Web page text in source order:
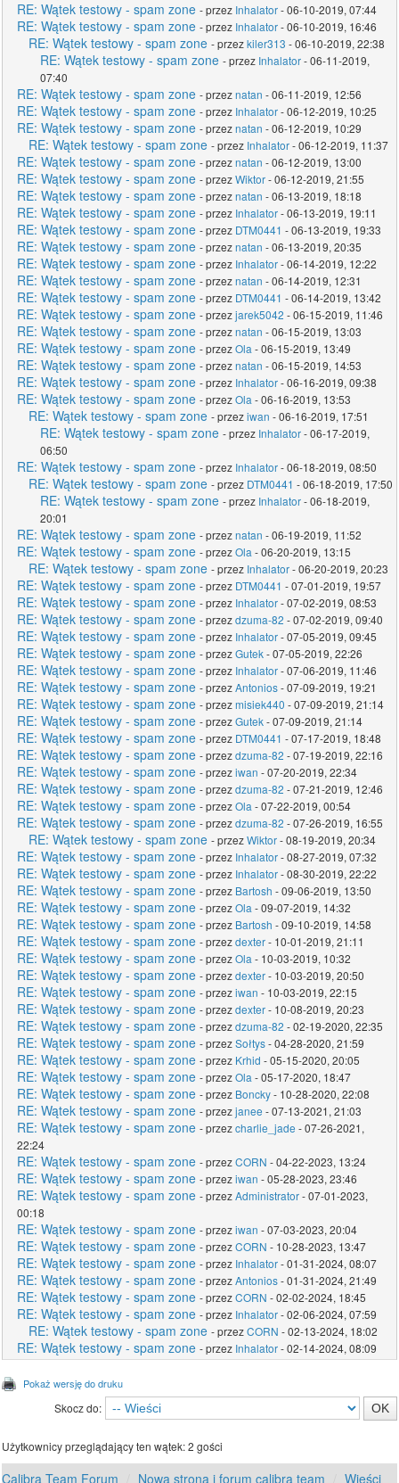
RE: Wątek testowy - spam zone - przez Inhalator- 06-10-2019, 07:44
RE: Wątek testowy - spam zone - przez Inhalator- 06-10-2019, 16:46
RE: Wątek testowy - spam zone - przezkiler313 - 06-10-2019, 22:38
RE: Wątek testowy - spam zone - przez Inhalator- 06-11-2019,
07:40
RE: Wątek testowy - spam zone - przeznatan - 06-11-2019, 12:56
RE: Wątek testowy - spam zone - przez Inhalator- 06-12-2019, 10:25
RE: Wątek testowy - spam zone - przeznatan - 06-12-2019, 10:29
RE: Wątek testowy - spam zone - przez Inhalator- 06-12-2019, 11:37
RE: Wątek testowy - spam zone - przeznatan - 06-12-2019, 13:00
RE: Wątek testowy - spam zone - przezWiktor- 06-12-2019, 21:55
RE: Wątek testowy - spam zone - przeznatan - 06-13-2019, 18:18
RE: Wątek testowy - spam zone - przez Inhalator- 06-13-2019, 19:11
RE: Wątek testowy - spam zone - przez DTM0441 - 06-13-2019, 19:33
RE: Wątek testowy - spam zone - przeznatan - 06-13-2019, 20:35
RE: Wątek testowy - spam zone - przez Inhalator- 06-14-2019, 12:22
RE: Wątek testowy - spam zone - przeznatan - 06-14-2019, 12:31
RE: Wątek testowy - spam zone - przez DTM0441 - 06-14-2019, 13:42
RE: Wątek testowy - spam zone - przezjarek5042 - 06-15-2019, 11:46
RE: Wątek testowy - spam zone - przeznatan - 06-15-2019, 13:03
RE: Wątek testowy - spam zone - przezOla - 06-15-2019, 13:49
RE: Wątek testowy - spam zone - przeznatan - 06-15-2019, 14:53
RE: Wątek testowy - spam zone - przez Inhalator- 06-16-2019, 09:38
RE: Wątek testowy - spam zone - przezOla - 06-16-2019, 13:53
RE: Wątek testowy - spam zone - przeziwan - 06-16-2019, 17:51
RE: Wątek testowy - spam zone - przez Inhalator- 06-17-2019,
06:50
RE: Wątek testowy - spam zone - przez Inhalator- 06-18-2019, 08:50
RE: Wątek testowy - spam zone - przez DTM0441 - 06-18-2019, 17:50
RE: Wątek testowy - spam zone - przez Inhalator- 06-18-2019,
20:01
RE: Wątek testowy - spam zone - przeznatan - 06-19-2019, 11:52
RE: Wątek testowy - spam zone - przezOla - 06-20-2019, 13:15
RE: Wątek testowy - spam zone - przez Inhalator- 06-20-2019, 20:23
RE: Wątek testowy - spam zone - przez DTM0441 - 07-01-2019, 19:57
RE: Wątek testowy - spam zone - przez Inhalator- 07-02-2019, 08:53
RE: Wątek testowy - spam zone - przezdzuma-82 - 07-02-2019, 09:40
RE: Wątek testowy - spam zone - przez Inhalator- 07-05-2019, 09:45
RE: Wątek testowy - spam zone - przezGutek- 07-05-2019, 22:26
RE: Wątek testowy - spam zone - przez Inhalator- 07-06-2019, 11:46
RE: Wątek testowy - spam zone - przezAntonios- 07-09-2019, 19:21
RE: Wątek testowy - spam zone - przezmisiek440 - 07-09-2019, 21:14
RE: Wątek testowy - spam zone - przezGutek- 07-09-2019, 21:14
RE: Wątek testowy - spam zone - przez DTM0441 - 07-17-2019, 18:48
RE: Wątek testowy - spam zone - przezdzuma-82 - 07-19-2019, 22:16
RE: Wątek testowy - spam zone - przeziwan - 07-20-2019, 22:34
RE: Wątek testowy - spam zone - przezdzuma-82 - 07-21-2019, 12:46
RE: Wątek testowy - spam zone - przezOla - 07-22-2019, 00:54
RE: Wątek testowy - spam zone - przezdzuma-82 - 07-26-2019, 16:55
RE: Wątek testowy - spam zone - przezWiktor- 08-19-2019, 20:34
RE: Wątek testowy - spam zone - przez Inhalator- 08-27-2019, 07:32
RE: Wątek testowy - spam zone - przez Inhalator- 08-30-2019, 22:22
RE: Wątek testowy - spam zone - przez Bartosh - 09-06-2019, 13:50
RE: Wątek testowy - spam zone - przezOla - 09-07-2019, 14:32
RE: Wątek testowy - spam zone - przez Bartosh - 09-10-2019, 14:58
RE: Wątek testowy - spam zone - przezdexter- 10-01-2019, 21:11
RE: Wątek testowy - spam zone - przezOla - 10-03-2019, 10:32
RE: Wątek testowy - spam zone - przezdexter- 10-03-2019, 20:50
RE: Wątek testowy - spam zone - przeziwan - 10-03-2019, 22:15
RE: Wątek testowy - spam zone - przezdexter- 10-08-2019, 20:23
RE: Wątek testowy - spam zone - przezdzuma-82 - 02-19-2020, 22:35
RE: Wątek testowy - spam zone - przezSołtys- 04-28-2020, 21:59
RE: Wątek testowy - spam zone - przez Krhid - 05-15-2020, 20:05
RE: Wątek testowy - spam zone - przezOla - 05-17-2020, 18:47
RE: Wątek testowy - spam zone - przez Boncky- 10-28-2020, 22:08
RE: Wątek testowy - spam zone - przezjanee - 07-13-2021, 21:03
RE: Wątek testowy - spam zone - przezcharlie_jade - 07-26-2021,
22:24
RE: Wątek testowy - spam zone - przezCORN - 04-22-2023, 13:24
RE: Wątek testowy - spam zone - przeziwan - 05-28-2023, 23:46
RE: Wątek testowy - spam zone - przezAdministrator- 07-01-2023,
00:18
RE: Wątek testowy - spam zone - przeziwan - 07-03-2023, 20:04
RE: Wątek testowy - spam zone - przezCORN - 10-28-2023, 13:47
RE: Wątek testowy - spam zone - przez Inhalator- 01-31-2024, 08:07
RE: Wątek testowy - spam zone - przezAntonios- 01-31-2024, 21:49
RE: Wątek testowy - spam zone - przezCORN - 02-02-2024, 18:45
RE: Wątek testowy - spam zone - przez Inhalator- 02-06-2024, 07:59
RE: Wątek testowy - spam zone - przezCORN - 02-13-2024, 18:02
RE: Wątek testowy - spam zone - przez Inhalator- 02-14-2024, 08:09
Pokaż wersję do druku
Skocz do:
Użytkownicy przeglądający ten wątek: 2 gości
Calibra Team Forum Nowa strona i forum calibra team Wieści